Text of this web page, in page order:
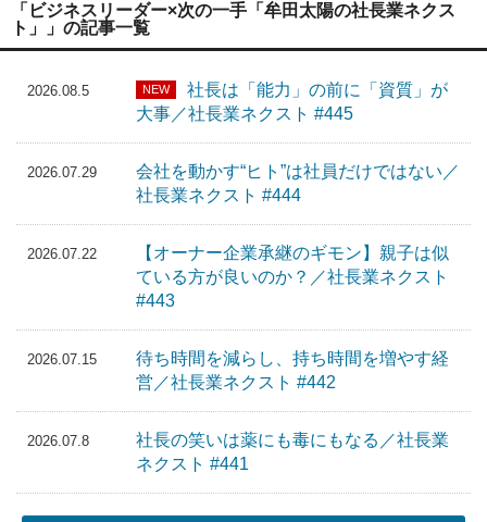
「ビジネスリーダー×次の一手「牟田太陽の社長業ネクス
ト」」の記事一覧
2026.08.5 NEW
社長は「能力」の前に「資質」が
大事／社長業ネクスト #445
2026.07.29
会社を動かす“ヒト”は社員だけではない／
社長業ネクスト #444
2026.07.22
【オーナー企業承継のギモン】親子は似
ている方が良いのか？／社長業ネクスト
#443
2026.07.15
待ち時間を減らし、持ち時間を増やす経
営／社長業ネクスト #442
2026.07.8
社長の笑いは薬にも毒にもなる／社長業
ネクスト #441